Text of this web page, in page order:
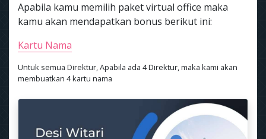
Apabila kamu memilih paket virtual office maka
kamu akan mendapatkan bonus berikut ini:
Kartu Nama
Untuk semua Direktur, Apabila ada 4 Direktur, maka kami akan
membuatkan 4 kartu nama